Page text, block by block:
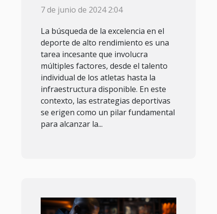
rendimiento de
equipos de alto nivel
7 de junio de 2024 2:04
La búsqueda de la excelencia en el
deporte de alto rendimiento es una
tarea incesante que involucra
múltiples factores, desde el talento
individual de los atletas hasta la
infraestructura disponible. En este
contexto, las estrategias deportivas
se erigen como un pilar fundamental
para alcanzar la...